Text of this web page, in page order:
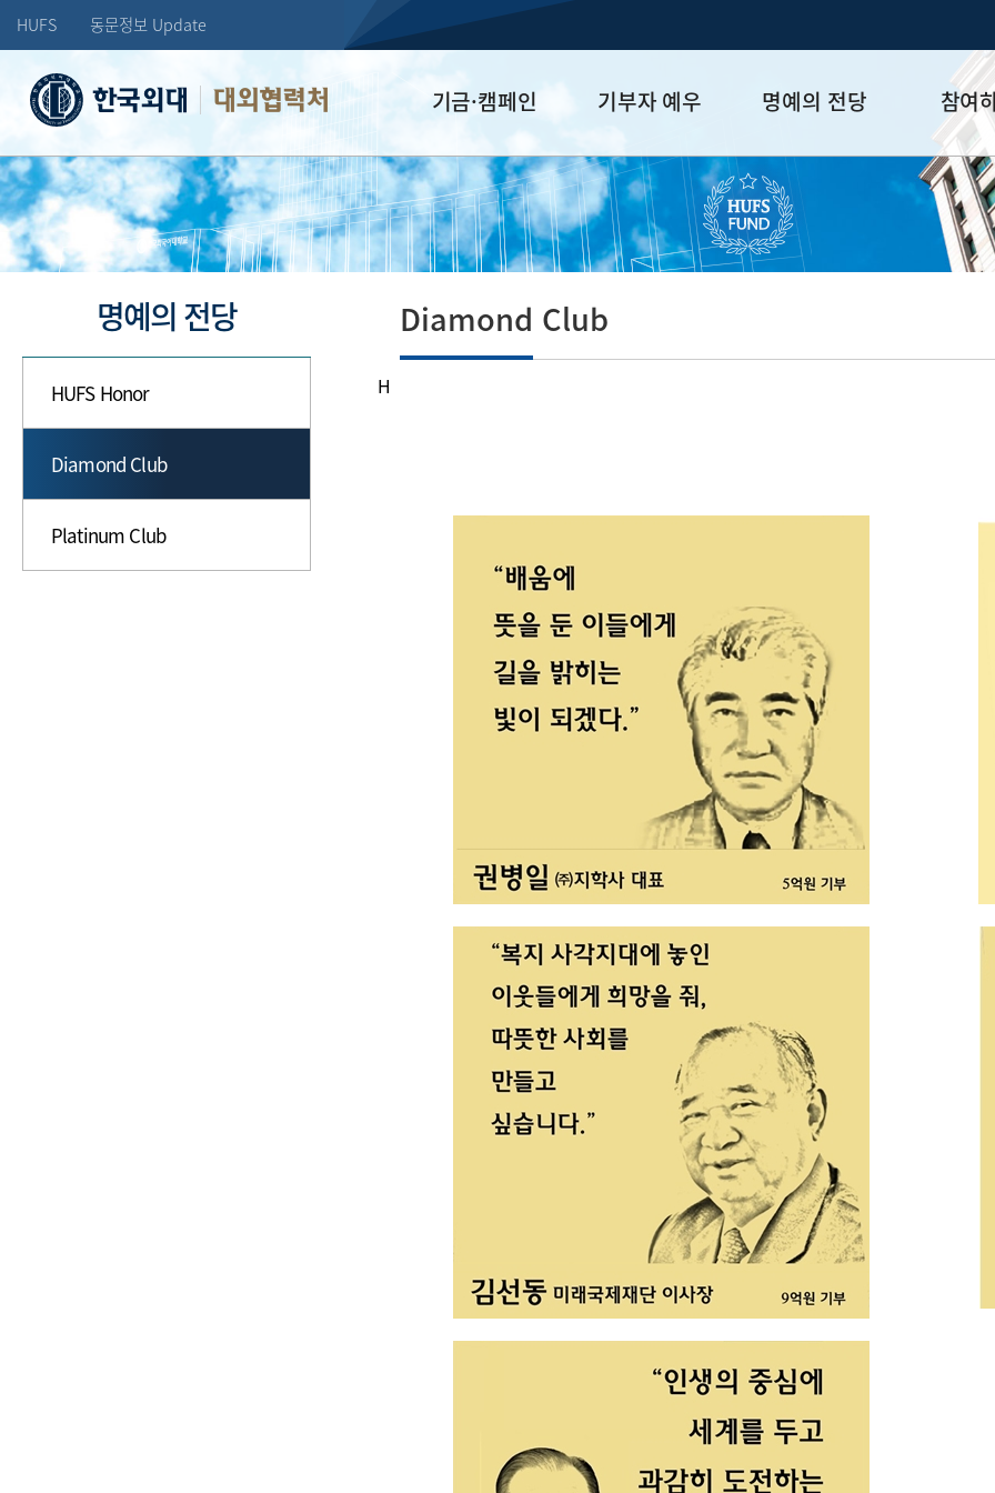
HUFS 동문정보 Update
대외협력처 기금·캠페인
학교발전기금
장학기금
선배드림 장학금
기부자 예우
예우 프로그램
세제 혜택
명예의 전당
HUFS Honor
Diamond Club
Platinum Club
참여
참여방법
기부하기
잠재기부자
명예의 전당
HUFS Honor
Diamond Club
Platinum Club
H
Diamond Club